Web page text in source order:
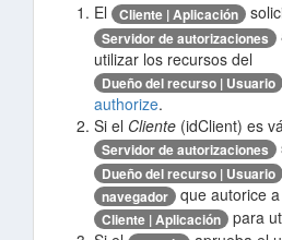
El
Cliente | Aplicación
Servidor de autorizaciones
utilizar los recursos del
Dueño del recurso | Usuario
authorize.
Si el Cliente (idClient) es
Servidor de autorizaciones
Dueño del recurso | Usuario
navegador que autorice
Cliente | Aplicación
para